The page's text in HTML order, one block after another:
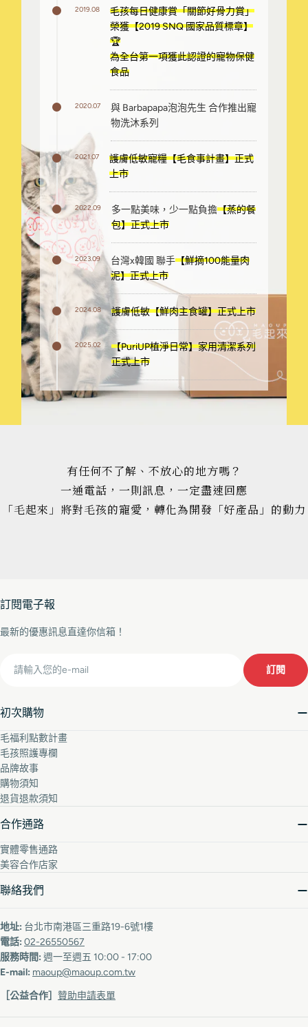
2019.08
毛孩每日健康賞「關節好骨力賞」
榮獲【2019 SNQ 國家品質標章】
🏆
為全台第一項獲此認證的寵物保健
食品
2020.07
與 Barbapapa泡泡先生 合作推出寵
物洗沐系列
2021.07
護膚低敏寵糧【毛食事計畫】正式
上市
2022.09 多一點美味，少一點負擔【蒸的餐
包】正式上市
2023.09 台灣x韓國 聯手【鮮摘100能量肉
泥】正式上市
2024.08 護膚低敏【鮮肉主食罐】正式上市
2025.02
【PuriUP植淨日常】家用清潔系列
正式上市
有任何不了解、不放心的地方嗎？
一通電話，一則訊息，一定盡速回應
「毛起來」將對毛孩的寵愛，轉化為開發「好產品」的動力
初次購物
毛福利點數計畫
毛孩照護專欄
品牌故事
購物須知
退貨退款須知
合作通路
實體零售通路
美容合作店家
聯絡我們
地址: 台北市南港區三重路19-6號1樓
電話: 02-26550567
服務時間: 週一至週五 10:00 - 17:00
E-mail: maoup@maoup.com.tw
［公益合作］ 贊助申請表單
訂閱電子報
最新的優惠訊息直達你信箱！
訂閱